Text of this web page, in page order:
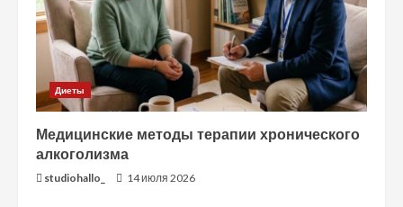
Диеты
Медицинские методы терапии хронического
алкоголизма
studiohallo_ 14 июля 2026